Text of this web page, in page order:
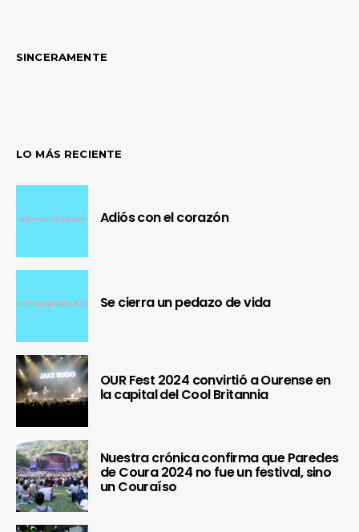
SINCERAMENTE
LO MÁS RECIENTE
Adiós con el corazón
Se cierra un pedazo de vida
OUR Fest 2024 convirtió a Ourense en
la capital del Cool Britannia
Nuestra crónica confirma que Paredes
de Coura 2024 no fue un festival, sino
un Couraíso